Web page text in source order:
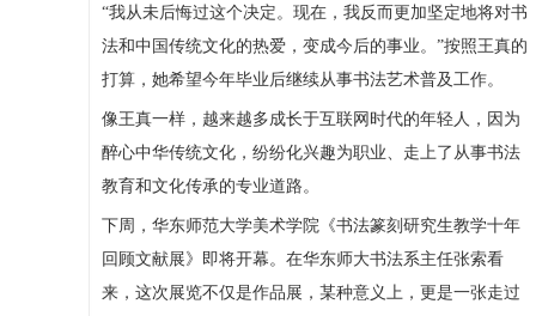
“我从未后悔过这个决定。现在，我反而更加坚定地将对书
法和中国传统文化的热爱，变成今后的事业。”按照王真的
打算，她希望今年毕业后继续从事书法艺术普及工作。
像王真一样，越来越多成长于互联网时代的年轻人，因为
醉心中华传统文化，纷纷化兴趣为职业、走上了从事书法
教育和文化传承的专业道路。
下周，华东师范大学美术学院《书法篆刻研究生教学十年
回顾文献展》即将开幕。在华东师大书法系主任张索看
来，这次展览不仅是作品展，某种意义上，更是一张走过